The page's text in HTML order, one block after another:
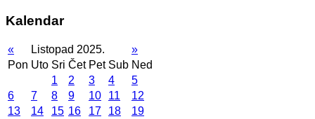
Kalendar
« Listopad 2025.
»
Pon Uto Sri Čet Pet Sub Ned
1
2 3 4
5
6
7 8 9 10 11
12
13
14 15 16 17 18
19